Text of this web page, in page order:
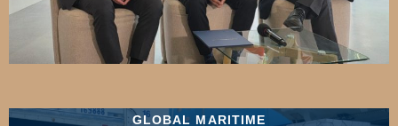
GLOBAL MARITIME